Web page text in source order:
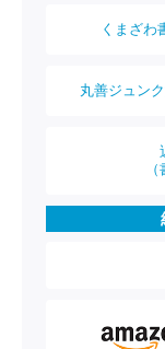
くまざわ
丸善ジュン